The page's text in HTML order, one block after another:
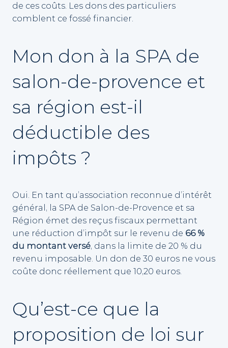
de ces coûts. Les dons des particuliers
comblent ce fossé financier.
Mon don à la SPA de
salon-de-provence et
sa région est-il
déductible des
impôts ?
Oui. En tant qu’association reconnue d’intérêt
général, la SPA de Salon-de-Provence et sa
Région émet des reçus fiscaux permettant
une réduction d’impôt sur le revenu de 66 %
du montant versé, dans la limite de 20 % du
revenu imposable. Un don de 30 euros ne vous
coûte donc réellement que 10,20 euros.
Qu’est-ce que la
proposition de loi sur